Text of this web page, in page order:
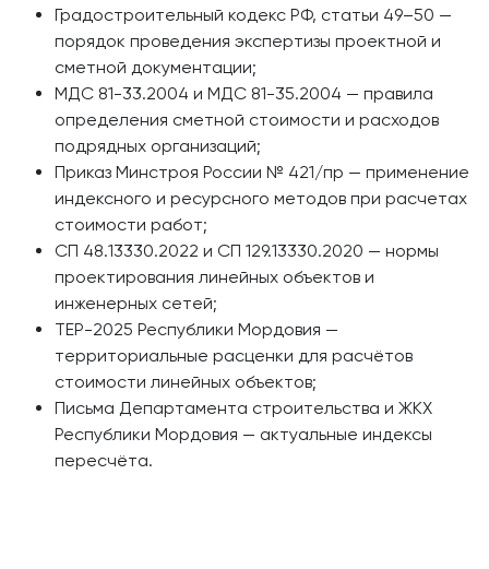
Градостроительный кодекс РФ, статьи 49–50 —
порядок проведения экспертизы проектной и
сметной документации;
МДС 81-33.2004 и МДС 81-35.2004 — правила
определения сметной стоимости и расходов
подрядных организаций;
Приказ Минстроя России № 421/пр — применение
индексного и ресурсного методов при расчетах
стоимости работ;
СП 48.13330.2022 и СП 129.13330.2020 — нормы
проектирования линейных объектов и
инженерных сетей;
ТЕР-2025 Республики Мордовия —
территориальные расценки для расчётов
стоимости линейных объектов;
Письма Департамента строительства и ЖКХ
Республики Мордовия — актуальные индексы
пересчёта.